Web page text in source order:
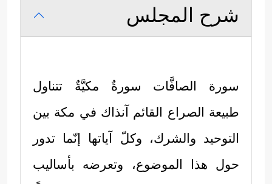
شرح المجلس
سورة الصافَّات سورةٌ مكيَّةٌ تتناول
طبيعة الصراع القائم آنذاك في مكة بين
التوحيد والشرك، وكلّ آياتها إنّما تدور
حول هذا الموضوع، وتعرضه بأساليب